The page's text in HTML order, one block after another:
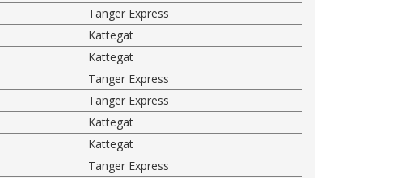
Tanger Express
Kattegat
Kattegat
Tanger Express
Tanger Express
Kattegat
Kattegat
Tanger Express